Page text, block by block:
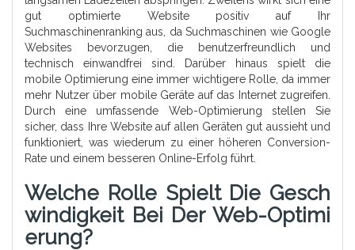
gut optimierte Website positiv auf Ihr
Suchmaschinenranking aus, da Suchmaschinen wie Google
Websites bevorzugen, die benutzerfreundlich und
technisch einwandfrei sind. Darüber hinaus spielt die
mobile Optimierung eine immer wichtigere Rolle, da immer
mehr Nutzer über mobile Geräte auf das Internet zugreifen.
Durch eine umfassende Web-Optimierung stellen Sie
sicher, dass Ihre Website auf allen Geräten gut aussieht und
funktioniert, was wiederum zu einer höheren Conversion-
Rate und einem besseren Online-Erfolg führt.
Welche Rolle Spielt Die Gesch
Windigkeit Bei Der Web-Optimi
Erung?